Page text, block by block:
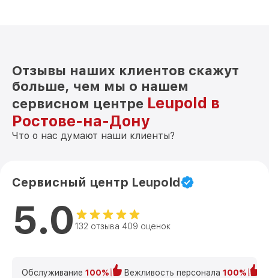
Отзывы наших клиентов скажут
больше, чем мы о нашем
сервисном центре Leupold в
Ростове-на-Дону
Что о нас думают наши клиенты?
Сервисный центр Leupold
5.0 132 отзыва 409 оценок
Обслуживание 100% Вежливость персонала 100%